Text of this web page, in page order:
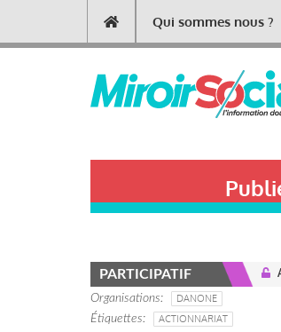
contenu
Main
navigation
Qui sommes nous ?
PARTICIPATIF
Organisations
DANONE
Étiquettes
ACTIONNARIAT